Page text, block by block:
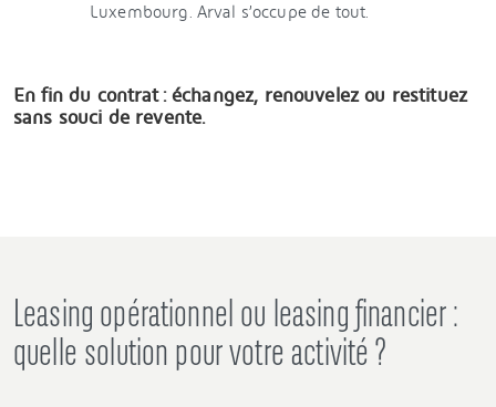
Luxembourg. Arval s’occupe de tout.
En fin du contrat : échangez, renouvelez ou restituez
sans souci de revente.
Leasing opérationnel ou leasing financier :
quelle solution pour votre activité ?